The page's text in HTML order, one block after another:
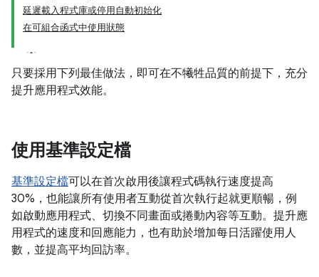
延遲載入程式庫或停用自動初始化
在可組合函式中使用狀態
只要採用下列最佳做法，即可在不犧牲品質的前提下，充分
提升應用程式效能。
使用基準設定檔
基準設定檔可以在首次啟用後讓程式碼執行速度提高
30%，也能讓所有使用者互動從首次執行起就更順暢，例
如啟動應用程式、切換不同畫面或捲動內容等互動。提升應
用程式的速度和回應能力，也有助於增加每日活躍使用人
數，並提高平均回訪率。